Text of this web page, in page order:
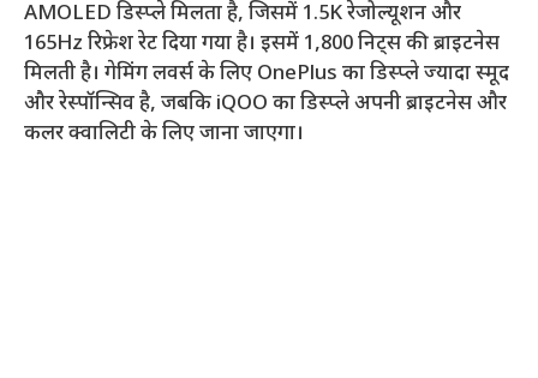
AMOLED डिस्प्ले मिलता है, जिसमें 1.5K रेजोल्यूशन और
165Hz रिफ्रेश रेट दिया गया है। इसमें 1,800 निट्स की ब्राइटनेस
मिलती है। गेमिंग लवर्स के लिए OnePlus का डिस्प्ले ज्यादा स्मूद
और रेस्पॉन्सिव है, जबकि iQOO का डिस्प्ले अपनी ब्राइटनेस और
कलर क्वालिटी के लिए जाना जाएगा।